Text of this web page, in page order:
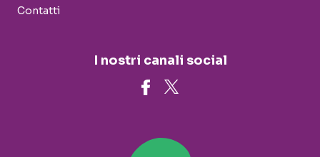
Contatti
I nostri canali social